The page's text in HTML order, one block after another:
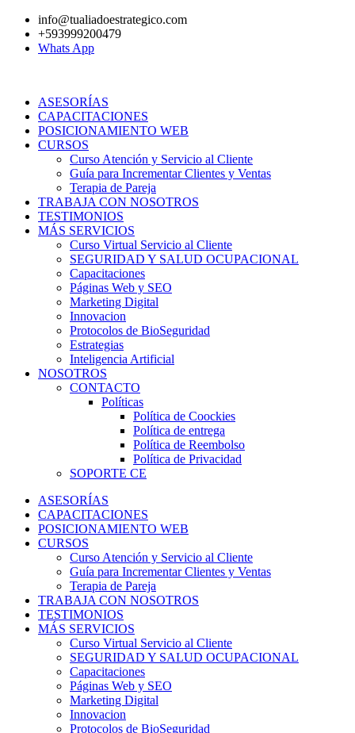
contenido
info@tualiadoestrategico.com
+593999200479
Whats App
ASESORÍAS
CAPACITACIONES
POSICIONAMIENTO WEB
CURSOS
Curso Atención y Servicio al Cliente
Guía para Incrementar Clientes y Ventas
Terapia de Pareja
TRABAJA CON NOSOTROS
TESTIMONIOS
MÁS SERVICIOS
Curso Virtual Servicio al Cliente
SEGURIDAD Y SALUD OCUPACIONAL
Capacitaciones
Páginas Web y SEO
Marketing Digital
Innovacion
Protocolos de BioSeguridad
Estrategias
Inteligencia Artificial
NOSOTROS
CONTACTO
Políticas
Política de Coockies
Política de entrega
Política de Reembolso
Política de Privacidad
SOPORTE CE
ASESORÍAS
CAPACITACIONES
POSICIONAMIENTO WEB
CURSOS
Curso Atención y Servicio al Cliente
Guía para Incrementar Clientes y Ventas
Terapia de Pareja
TRABAJA CON NOSOTROS
TESTIMONIOS
MÁS SERVICIOS
Curso Virtual Servicio al Cliente
SEGURIDAD Y SALUD OCUPACIONAL
Capacitaciones
Páginas Web y SEO
Marketing Digital
Innovacion
Protocolos de BioSeguridad